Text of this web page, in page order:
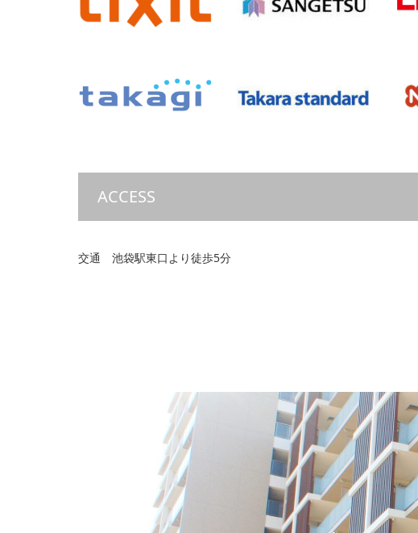
ACCESS
交通 池袋駅東口より徒歩5分